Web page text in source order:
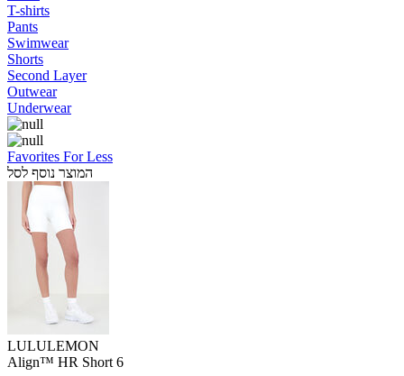
T-shirts
Pants
Swimwear
Shorts
Second Layer
Outwear
Underwear
Favorites For Less
המוצר נוסף לסל
LULULEMON
Align™ HR Short 6